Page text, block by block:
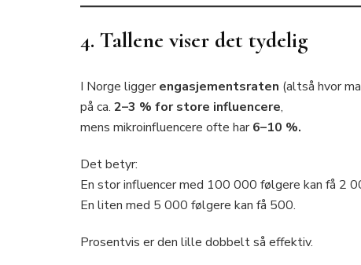
4. Tallene viser det tydelig
I Norge liggerengasjementsraten (altså hvor
på ca. 2–3 % for store influencere,
mens mikroinfluencere ofte har6–10 %.
Det betyr:
En stor influencer med 100 000 følgere kan få 2
En liten med 5 000 følgere kan få 500.
Prosentvis er den lille dobbelt så effektiv.